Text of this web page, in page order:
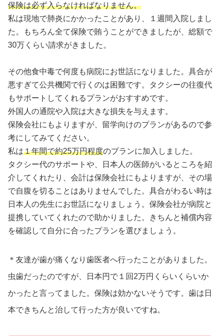
保険は必ず入らなければなりません。
私は現地で肺炎にかかったことがあり、１週間入院しまし
た。もちろん全て保険で賄うことができましたが、総額で
30万くらい請求がきました。
その他食中毒で何度も病院にお世話になりました。具合が
悪すぎて公共機関で行くのは困難です。タクシーの往復代
もサポートしてくれるプランがおすすめです。
外国人の通院や入院は大きな損失を与えます。
保険会社にもよりますが、留学向けのプランがあるので参
考にしてみてください。
私は１年間で約25万円程度のプランに加入しました。
タクシー代のサポートや、日本人の医師がいるところを紹
介してくれたり、会計は保険会社にもよりますが、その場
で自腹を切ることはありませんでした。具合がわるい時は
日本人の先生にお世話になりましょう。保険会社が病院と
提携していてくれたので助かりました。きちんと補償内容
を確認して自分に合ったプランを選びましょう。
＊友達が歯が痛くなり歯医者へ行ったことがありました。
虫歯だったのですが、日本円で１回2万円くらいくらいか
かったと言ってました。保険は効かないそうです。歯は日
本できちんと治して行った方が良いですね。